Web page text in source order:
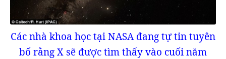
Các nhà khoa học tại NASA đang tự tin tuyên
bố rằng X sẽ được tìm thấy vào cuối năm